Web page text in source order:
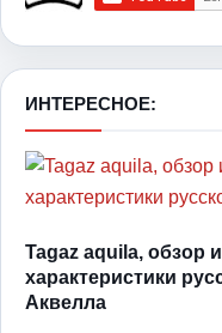
ИНТЕРЕСНОЕ:
Tagaz aquila, обзор
характеристики
Аквелла